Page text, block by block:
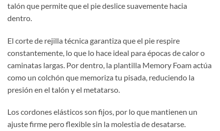
talón que permite que el pie deslice suavemente hacia
dentro.
El corte de rejilla técnica garantiza que el pie respire
constantemente, lo que lo hace ideal para épocas de calor o
caminatas largas. Por dentro, la plantilla Memory Foam actúa
como un colchón que memoriza tu pisada, reduciendo la
presión en el talón y el metatarso.
Los cordones elásticos son fijos, por lo que mantienen un
ajuste firme pero flexible sin la molestia de desatarse.